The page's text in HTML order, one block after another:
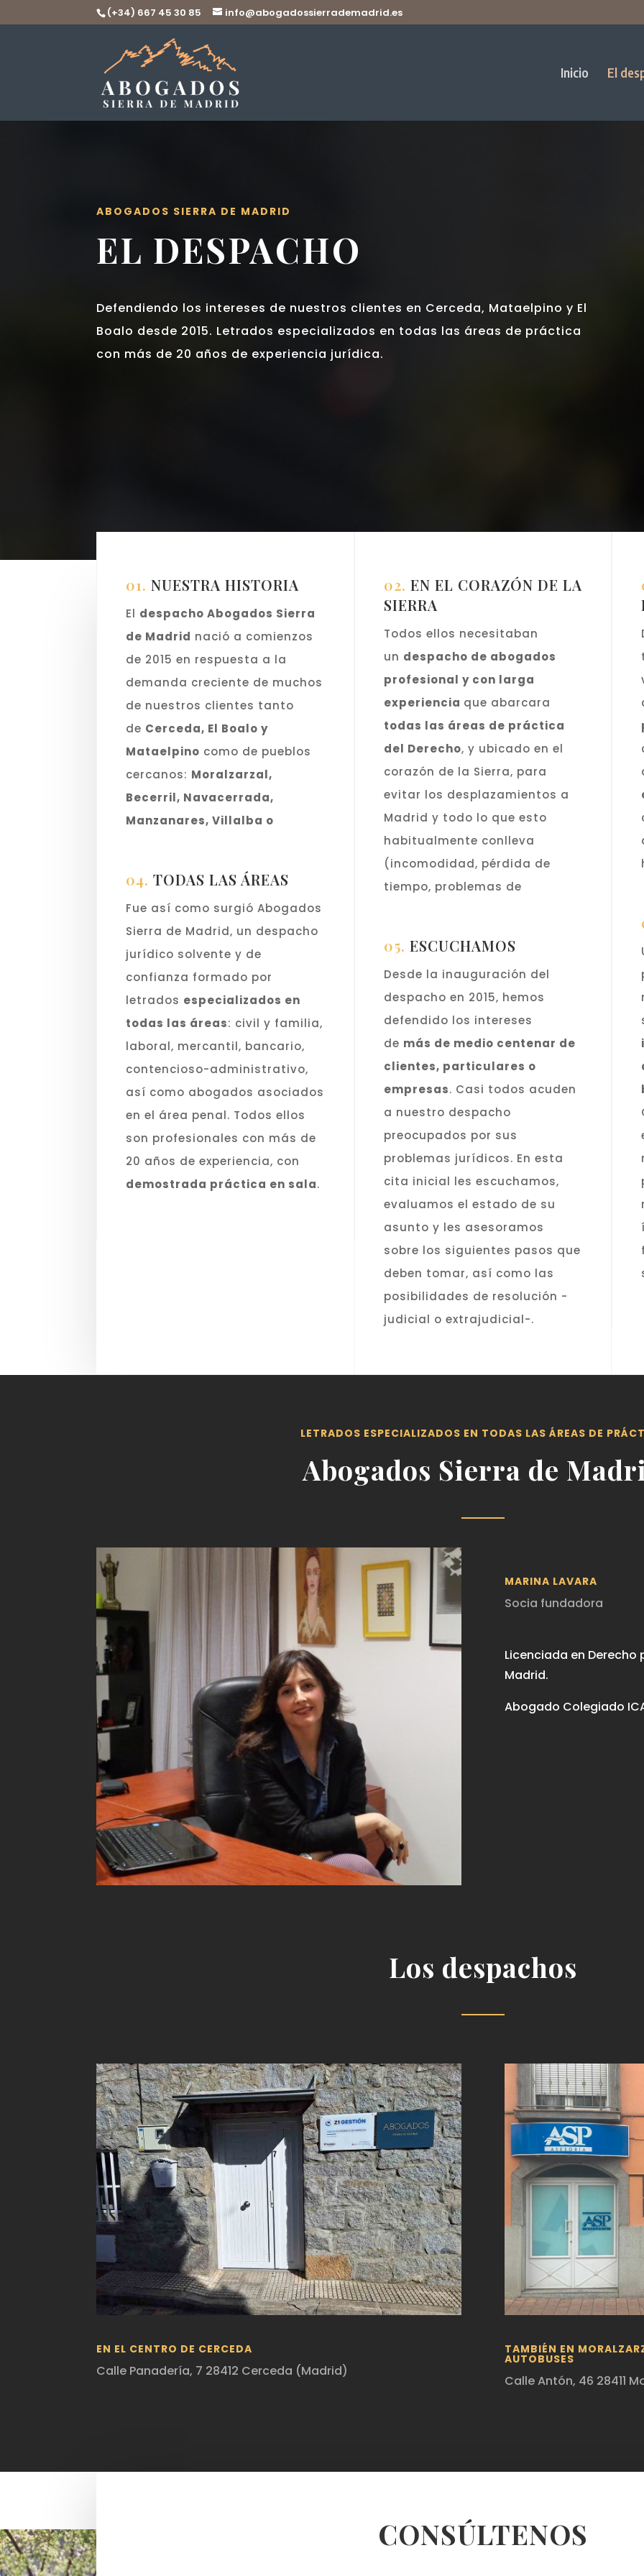
(+34) 667 45 30 85 info@abogadossierrademadrid.es
Inicio El
ABOGADOS SIERRA DE MADRID
EL DESPACHO
Defendiendo los intereses de nuestros clientes en Cerceda, Mataelpino y El
Boalo desde 2015. Letrados especializados en todas las áreas de práctica
con más de 20 años de experiencia jurídica.
01. NUESTRA HISTORIA
El despacho Abogados Sierra
de Madrid nació a comienzos
de 2015 en respuesta a la
demanda creciente de muchos
de nuestros clientes tanto
de Cerceda, El Boalo y
Mataelpino como de pueblos
cercanos: Moralzarzal,
Becerril, Navacerrada,
Manzanares, Villalba o
04. TODAS LAS ÁREAS
Fue así como surgió Abogados
Sierra de Madrid, un despacho
jurídico solvente y de
confianza formado por
letrados especializados en
todas las áreas: civil y familia,
laboral, mercantil, bancario,
contencioso-administrativo,
así como abogados asociados
en el área penal. Todos ellos
son profesionales con más de
20 años de experiencia, con
demostrada práctica en sala.
02. EN EL CORAZÓN DE LA
SIERRA
Todos ellos necesitaban
un despacho de abogados
profesional y con larga
experiencia que abarcara
todas las áreas de práctica
del Derecho, y ubicado en el
corazón de la Sierra, para
evitar los desplazamientos a
Madrid y todo lo que esto
habitualmente conlleva
(incomodidad, pérdida de
tiempo, problemas de
05. ESCUCHAMOS
Desde la inauguración del
despacho en 2015, hemos
defendido los intereses
de más de medio centenar de
clientes, particulares o
empresas. Casi todos acuden
a nuestro despacho
preocupados por sus
problemas jurídicos. En esta
cita inicial les escuchamos,
evaluamos el estado de su
asunto y les asesoramos
sobre los siguientes pasos que
deben tomar, así como las
posibilidades de resolución -
judicial o extrajudicial-.
LETRADOS ESPECIALIZADOS EN TODAS LAS ÁREAS DE
Abogados Sierra de
MARINA LAVARA
Socia fundadora
Licenciada en
Madrid.
Abogado Colegiado
Los despachos
EN EL CENTRO DE CERCEDA
Calle Panadería, 7 28412 Cerceda (Madrid)
TAMBIÉN EN
AUTOBUSES
Calle Antón, 46 28411
CONSÚLTENOS